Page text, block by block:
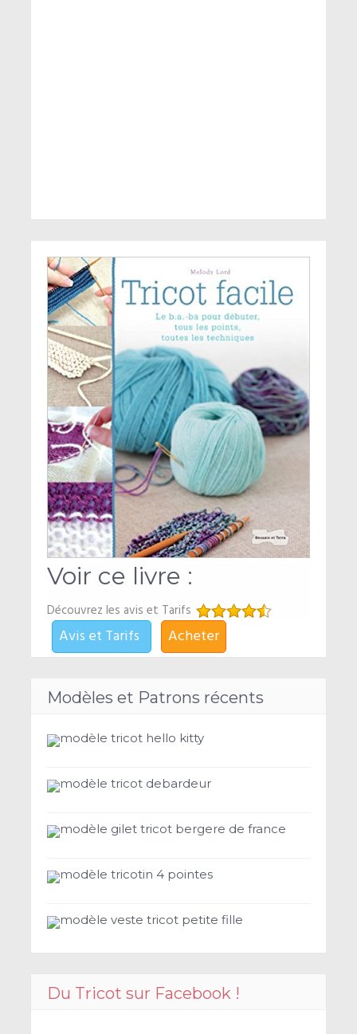
Voir ce livre :
Découvrez les avis et Tarifs
Acheter
Avis et Tarifs
Modèles et Patrons récents
modèle tricot hello kitty
modèle tricot debardeur
modèle gilet tricot bergere de france
modèle tricotin 4 pointes
modèle veste tricot petite fille
Du Tricot sur Facebook !